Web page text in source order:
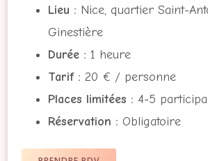
Lieu : Nice, quartier Saint-
Ginestière
Durée : 1 heure
Tarif : 20 € / personne
Places limitées : 4-5
Réservation : Obligatoire